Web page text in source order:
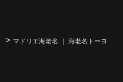
> マドリエ海老名 ｜ 海老名トーヨ